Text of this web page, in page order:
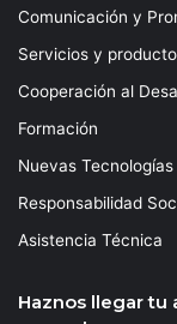
Comunicación y
Servicios y
Cooperación al
Formación
Nuevas Tecnologías
Responsabilidad
Asistencia Técnica
Haznos llegar tu